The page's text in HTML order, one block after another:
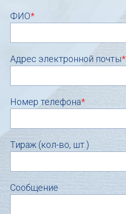
ФИО*
Адрес электронной почты*
Номер телефона*
Тираж (кол-во, шт.)
Сообщение